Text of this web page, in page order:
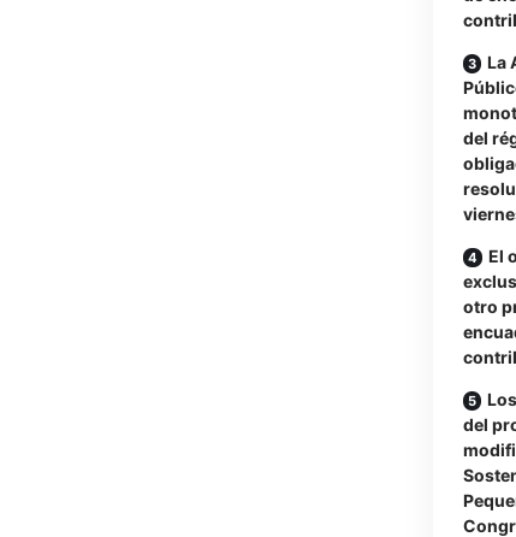
La
del
El
otro
del